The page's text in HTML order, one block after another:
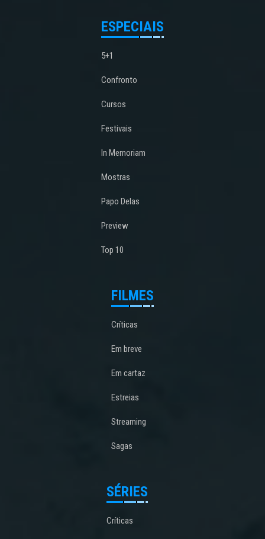
ESPECIAIS
5+1
Confronto
Cursos
Festivais
In Memoriam
Mostras
Papo Delas
Preview
Top 10
FILMES
Críticas
Em breve
Em cartaz
Estreias
Streaming
Sagas
SÉRIES
Críticas